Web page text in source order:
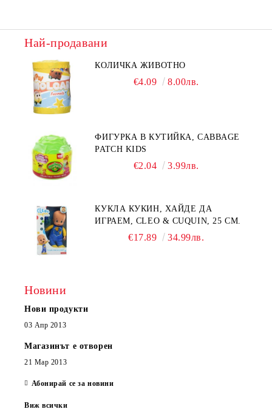
Най-продавани
КОЛИЧКА ЖИВОТНО
€4.09 8.00лв.
ФИГУРКА В КУТИЙКА, CABBAGE
PATCH KIDS
€2.04 3.99лв.
КУКЛА КУКИН, ХАЙДЕ ДА
ИГРАЕМ, CLEO & CUQUIN, 25 СМ.
€17.89 34.99лв.
Новини
Нови продукти
03 Апр 2013
Магазинът е отворен
21 Мар 2013
Абонирай се за новини
Виж всички